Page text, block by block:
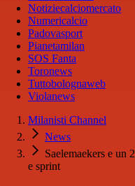
Notiziecalciomercato
Numericalcio
Padovasport
Pianetamilan
SOS Fanta
Toronews
Tuttobolognaweb
Violanews
Milanisti Channel
News
Saelemaekers e un
e sprint